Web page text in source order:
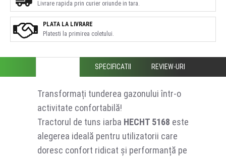
PLATA LA LIVRARE
Platesti la primirea coletului.
Livrare rapida prin curier oriunde in tara.
SPECIFICATII REVIEW-URI
Transformați tunderea gazonului într-o
activitate confortabilă!
Tractorul de tuns iarba HECHT 5168 este
alegerea ideală pentru utilizatorii care
doresc confort ridicat și performanță pe